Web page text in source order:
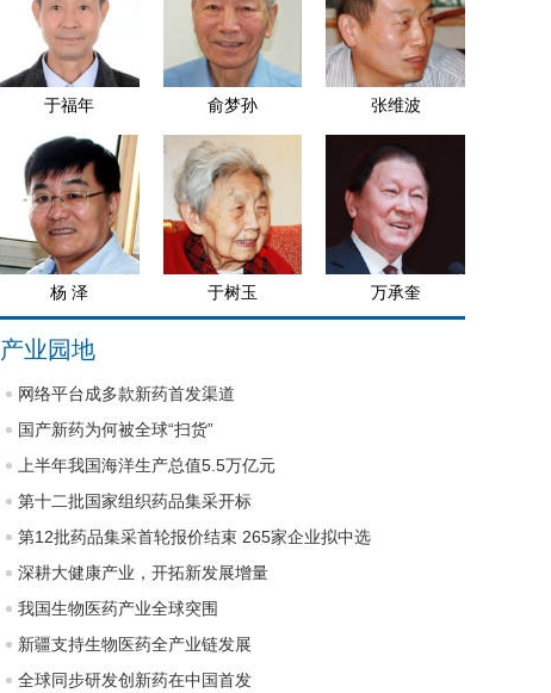
于福年 俞梦孙 张维波
杨 泽 于树玉 万承奎
产业园地
网络平台成多款新药首发渠道
国产新药为何被全球“扫货”
上半年我国海洋生产总值5.5万亿元
第十二批国家组织药品集采开标
第12批药品集采首轮报价结束 265家企业拟中选
深耕大健康产业，开拓新发展增量
我国生物医药产业全球突围
新疆支持生物医药全产业链发展
全球同步研发创新药在中国首发